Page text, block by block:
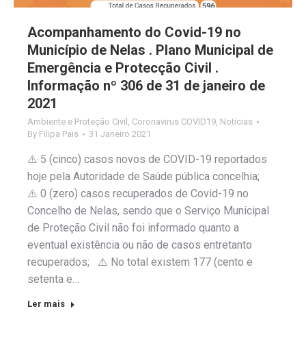
Acompanhamento do Covid-19 no
Município de Nelas . Plano Municipal de
Emergência e Protecção Civil .
Informação nº 306 de 31 de janeiro de
2021
Ambiente e Proteção Civil , Coronavirus COVID19, Notícias
By Filipa Pais 31 Janeiro 2021
⚠️ 5 (cinco) casos novos de COVID-19 reportados
hoje pela Autoridade de Saúde pública concelhia;
⚠️ 0 (zero) casos recuperados de Covid-19 no
Concelho de Nelas, sendo que o Serviço Municipal
de Proteção Civil não foi informado quanto a
eventual existência ou não de casos entretanto
recuperados; ⚠️ No total existem 177 (cento e
setenta e…
Ler mais